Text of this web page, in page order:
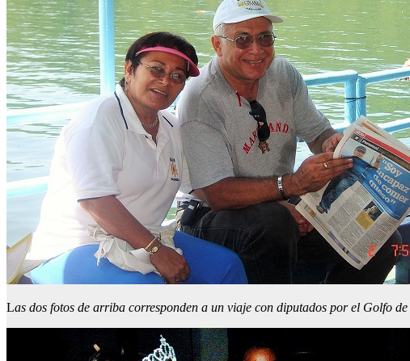
Las dos fotos de arriba corresponden a un viaje con diputados por el Golfo